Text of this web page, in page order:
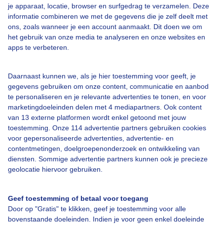
je apparaat, locatie, browser en surfgedrag te verzamelen. Deze
informatie combineren we met de gegevens die je zelf deelt met
ons, zoals wanneer je een account aanmaakt. Dit doen we om
het gebruik van onze media te analyseren en onze websites en
apps te verbeteren.
Daarnaast kunnen we, als je hier toestemming voor geeft, je
gegevens gebruiken om onze content, communicatie en aanbod
te personaliseren en je relevante advertenties te tonen, en voor
marketingdoeleinden delen met 4 mediapartners. Ook content
van 13 externe platformen wordt enkel getoond met jouw
toestemming. Onze 114 advertentie partners gebruiken cookies
voor gepersonaliseerde advertenties, advertentie- en
contentmetingen, doelgroepenonderzoek en ontwikkeling van
diensten. Sommige advertentie partners kunnen ook je precieze
geolocatie hiervoor gebruiken.
Geef toestemming of betaal voor toegang
Door op "Gratis" te klikken, geef je toestemming voor alle
bovenstaande doeleinden. Indien je voor geen enkel doeleinde
Een moment geduld aub...
Over Buienradar
Bedrijfsgegevens
Veelgestelde vragen
Toegankelijkheid
Gebruikersvoorwaarden